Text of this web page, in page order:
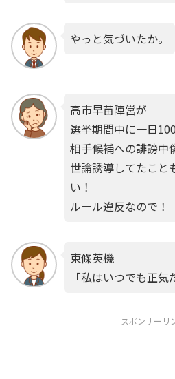
やっと気づいたか。
高市早苗陣営が
選挙期間中に一日
相手候補への誹謗中
世論誘導してたこと
い！
ルール違反なので！
東條英機
「私はいつでも正気
スポンサーリ